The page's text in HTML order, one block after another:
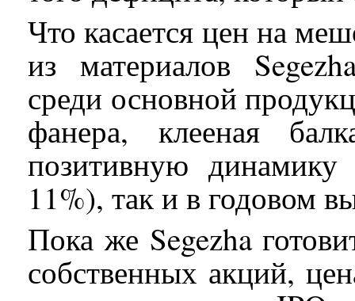
Что касается цен на
из материалов
среди основной
фанера, клееная
позитивную
11%), так и в годовом
Пока же Segezha
собственных акций,